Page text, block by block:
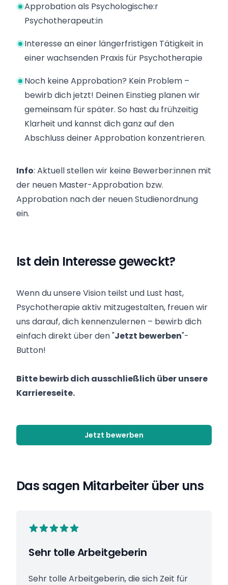
Approbation als Psychologische:r
Psychotherapeut:in
Interesse an einer längerfristigen Tätigkeit in
einer wachsenden Praxis für Psychotherapie
Noch keine Approbation? Kein Problem –
bewirb dich jetzt! Deinen Einstieg planen wir
gemeinsam für später. So hast du frühzeitig
Klarheit und kannst dich ganz auf den
Abschluss deiner Approbation konzentrieren.
Info: Aktuell stellen wir keine Bewerber:innen mit
der neuen Master-Approbation bzw.
Approbation nach der neuen Studienordnung
ein.
Ist dein Interesse geweckt?
Wenn du unsere Vision teilst und Lust hast,
Psychotherapie aktiv mitzugestalten, freuen wir
uns darauf, dich kennenzulernen – bewirb dich
einfach direkt über den "Jetzt bewerben"-
Button!
Bitte bewirb dich ausschließlich über unsere
Karriereseite.
Jetzt bewerben
Das sagen Mitarbeiter über uns
Sehr tolle Arbeitgeberin
Sehr tolle Arbeitgeberin, die sich Zeit für